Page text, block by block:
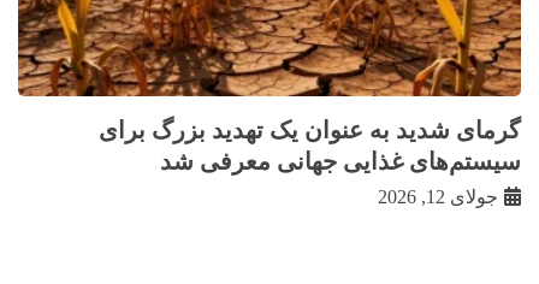
گرمای شدید به عنوان یک تهدید بزرگ برای
سیستم‌های غذایی جهانی معرفی شد
جولای 12, 2026